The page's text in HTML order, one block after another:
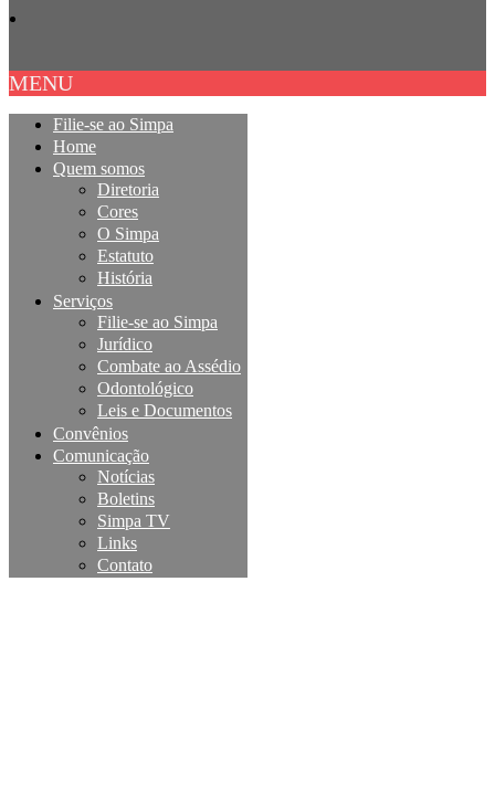
MENU
Filie-se ao Simpa
Home
Quem somos
Diretoria
Cores
O Simpa
Estatuto
História
Serviços
Filie-se ao Simpa
Jurídico
Combate ao Assédio
Odontológico
Leis e Documentos
Convênios
Comunicação
Notícias
Boletins
Simpa TV
Links
Contato